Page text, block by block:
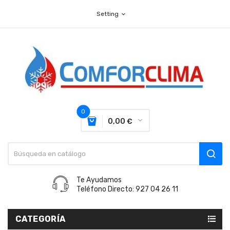
Setting expand_more
0
0,00 €
Te Ayudamos
Teléfono Directo: 927 04 26 11
CATEGORÍA